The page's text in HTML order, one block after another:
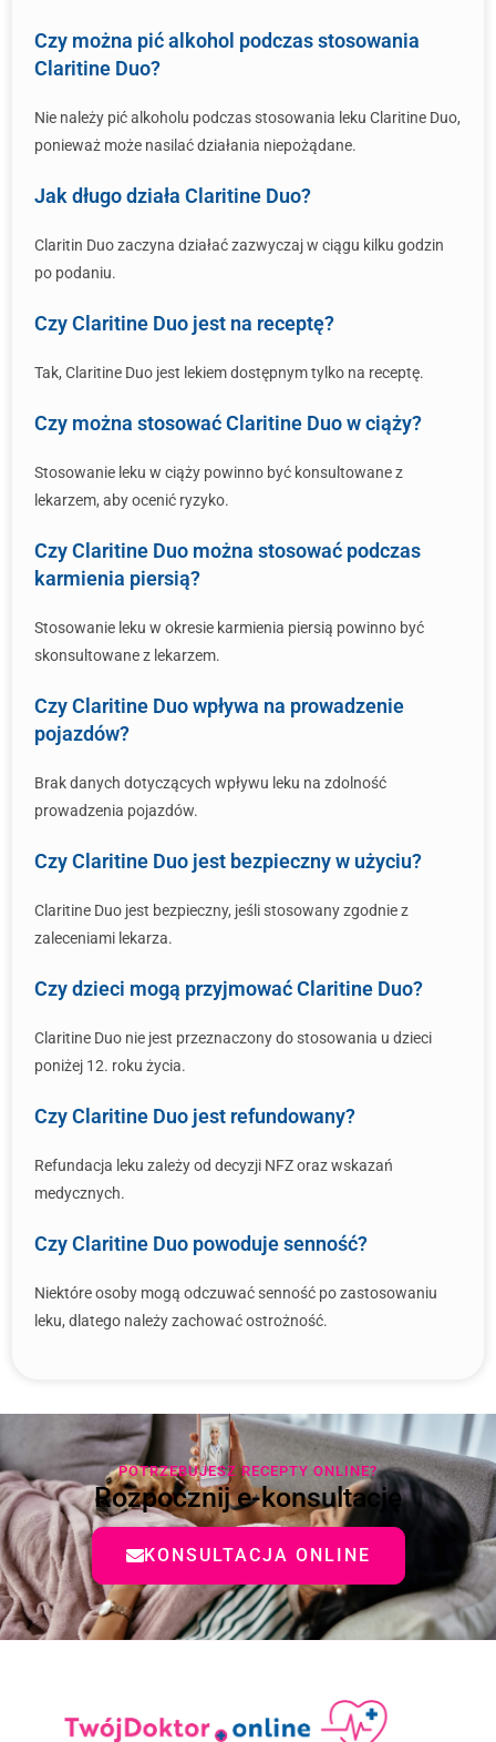
Czy można pić alkohol podczas stosowania
Claritine Duo?
Nie należy pić alkoholu podczas stosowania leku Claritine Duo,
ponieważ może nasilać działania niepożądane.
Jak długo działa Claritine Duo?
Claritin Duo zaczyna działać zazwyczaj w ciągu kilku godzin
po podaniu.
Czy Claritine Duo jest na receptę?
Tak, Claritine Duo jest lekiem dostępnym tylko na receptę.
Czy można stosować Claritine Duo w ciąży?
Stosowanie leku w ciąży powinno być konsultowane z
lekarzem, aby ocenić ryzyko.
Czy Claritine Duo można stosować podczas
karmienia piersią?
Stosowanie leku w okresie karmienia piersią powinno być
skonsultowane z lekarzem.
Czy Claritine Duo wpływa na prowadzenie
pojazdów?
Brak danych dotyczących wpływu leku na zdolność
prowadzenia pojazdów.
Czy Claritine Duo jest bezpieczny w użyciu?
Claritine Duo jest bezpieczny, jeśli stosowany zgodnie z
zaleceniami lekarza.
Czy dzieci mogą przyjmować Claritine Duo?
Claritine Duo nie jest przeznaczony do stosowania u dzieci
poniżej 12. roku życia.
Czy Claritine Duo jest refundowany?
Refundacja leku zależy od decyzji NFZ oraz wskazań
medycznych.
Czy Claritine Duo powoduje senność?
Niektóre osoby mogą odczuwać senność po zastosowaniu
leku, dlatego należy zachować ostrożność.
POTRZEBUJESZ RECEPTY ONLINE?
Rozpocznij e-konsultację
KONSULTACJA ONLINE